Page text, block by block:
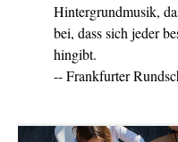
Hintergrundmusik,
bei, dass sich jeder
hingibt.
-- Frankfurter